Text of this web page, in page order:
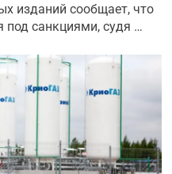
изданий сообщает, что
под санкциями, судя …